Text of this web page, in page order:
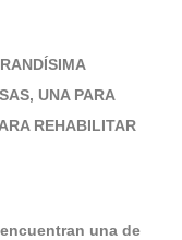
UNA PARA
REHABILITAR
una de